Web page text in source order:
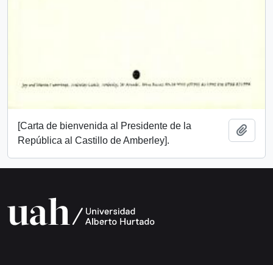
[Carta de bienvenida al Presidente de la
República al Castillo de Amberley].